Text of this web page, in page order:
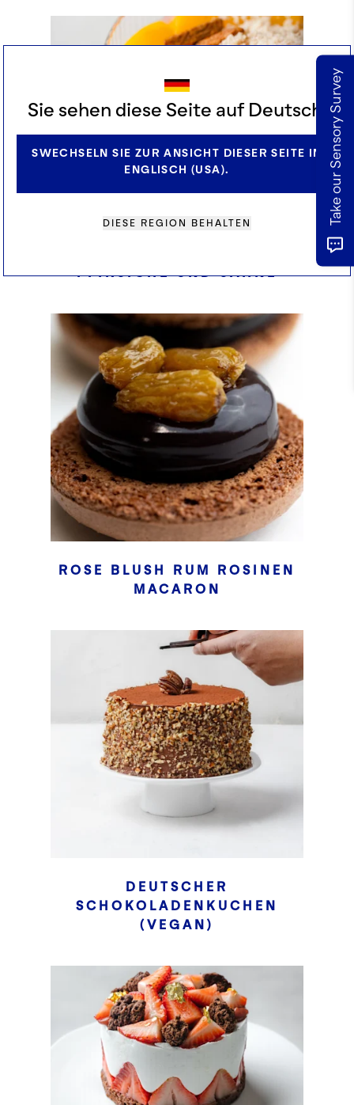
Sie sehen diese Seite auf Deutsch.
SWECHSELN SIE ZUR ANSICHT DIESER SEITE IN
ENGLISCH (USA).
DIESE REGION BEHALTEN
PFIRSICHE UND SAHNE
ROSE BLUSH RUM ROSINEN
MACARON
DEUTSCHER
SCHOKOLADENKUCHEN
(VEGAN)
Take our Sensory Survey